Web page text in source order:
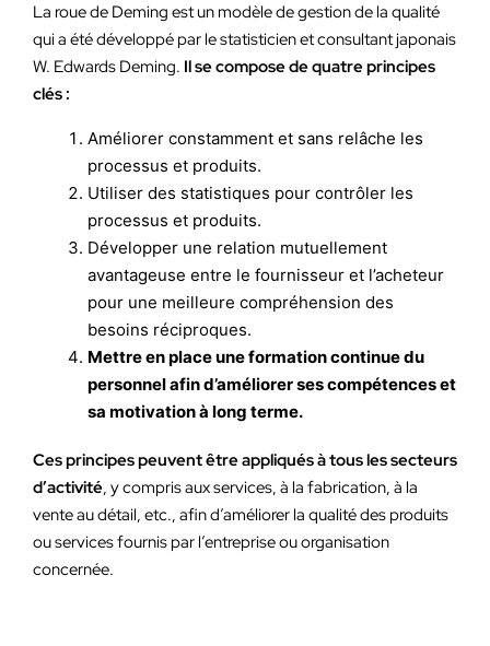
La roue de Deming est un modèle de gestion de la qualité
qui a été développé par le statisticien et consultant japonais
W. Edwards Deming. Il se compose de quatre principes
clés :
Améliorer constamment et sans relâche les
processus et produits.
Utiliser des statistiques pour contrôler les
processus et produits.
Développer une relation mutuellement
avantageuse entre le fournisseur et l’acheteur
pour une meilleure compréhension des
besoins réciproques.
Mettre en place une formation continue du
personnel afin d’améliorer ses compétences et
sa motivation à long terme.
Ces principes peuvent être appliqués à tous les secteurs
d’activité, y compris aux services, à la fabrication, à la
vente au détail, etc., afin d’améliorer la qualité des produits
ou services fournis par l’entreprise ou organisation
concernée.